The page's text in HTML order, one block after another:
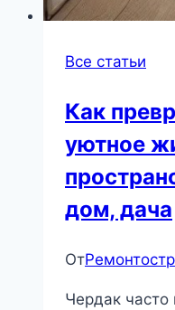
Все статьи
Как
уютное
дом, дача
От
Чердак часто